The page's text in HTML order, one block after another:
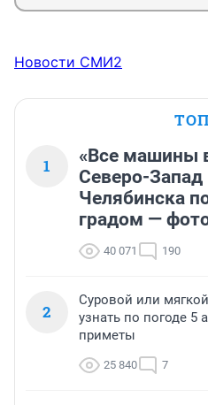
Новости СМИ2
1
«Все машины
Северо-
Челябинска
градом —
40 071 190
2
Суровой или
узнать по погоде 5
приметы
25 840 7